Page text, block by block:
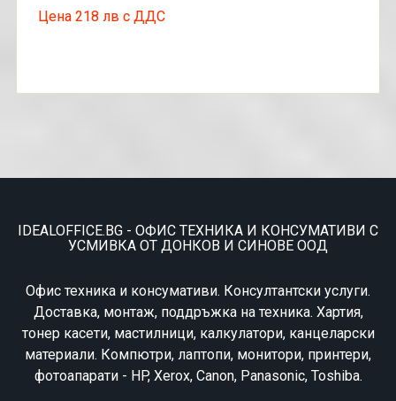
Цена 218 лв с ДДС
IDEALOFFICE.BG - ОФИС ТЕХНИКА И КОНСУМАТИВИ С
УСМИВКА ОТ ДОНКОВ И СИНОВЕ ООД
Офис техника и консумативи. Консултантски услуги.
Доставка, монтаж, поддръжка на техника. Хартия,
тонер касети, мастилници, калкулатори, канцеларски
материали. Компютри, лаптопи, монитори, принтери,
фотоапарати - HP, Xerox, Canon, Panasonic, Toshiba.